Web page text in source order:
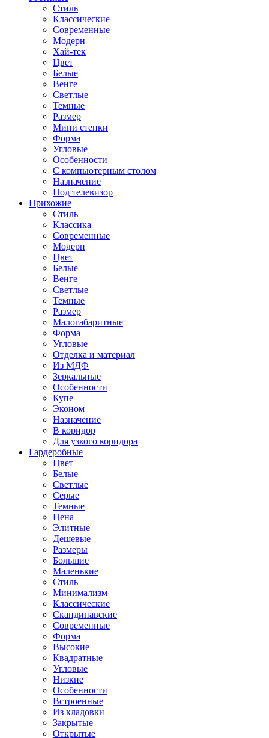
Стиль
Классические
Современные
Модерн
Хай-тек
Цвет
Белые
Венге
Светлые
Темные
Размер
Мини стенки
Форма
Угловые
Особенности
С компьютерным столом
Назначение
Под телевизор
Прихожие
Стиль
Классика
Современные
Модерн
Цвет
Белые
Венге
Светлые
Темные
Размер
Малогабаритные
Форма
Угловые
Отделка и материал
Из МДФ
Зеркальные
Особенности
Купе
Эконом
Назначение
В коридор
Для узкого коридора
Гардеробные
Цвет
Белые
Светлые
Серые
Темные
Цена
Элитные
Дешевые
Размеры
Большие
Маленькие
Стиль
Минимализм
Классические
Скандинавские
Современные
Форма
Высокие
Квадратные
Угловые
Низкие
Особенности
Встроенные
Из кладовки
Закрытые
Открытые